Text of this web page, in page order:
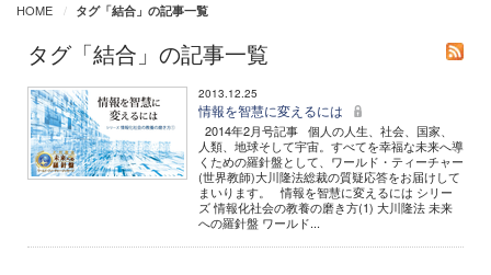
HOME タグ「結合」の記事一覧
タグ「結合」の記事一覧
2013.12.25
情報を智慧に変えるには
2014年2月号記事 個人の人生、社会、国家、
人類、地球そして宇宙。すべてを幸福な未来へ導
くための羅針盤として、ワールド・ティーチャー
(世界教師)大川隆法総裁の質疑応答をお届けして
まいります。 情報を智慧に変えるには シリー
ズ 情報化社会の教養の磨き方(1) 大川隆法 未来
への羅針盤 ワールド...